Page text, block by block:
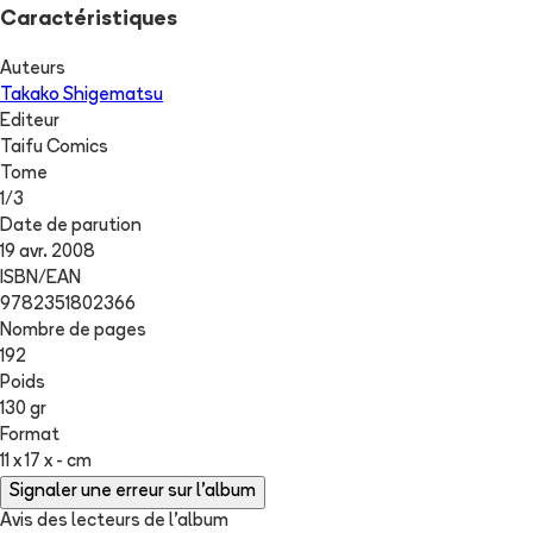
Caractéristiques
Auteurs
Takako Shigematsu
Editeur
Taifu Comics
Tome
1/3
Date de parution
19 avr. 2008
ISBN/EAN
9782351802366
Nombre de pages
192
Poids
130 gr
Format
11 x 17 x - cm
Signaler une erreur sur l'album
Avis des lecteurs de l'album